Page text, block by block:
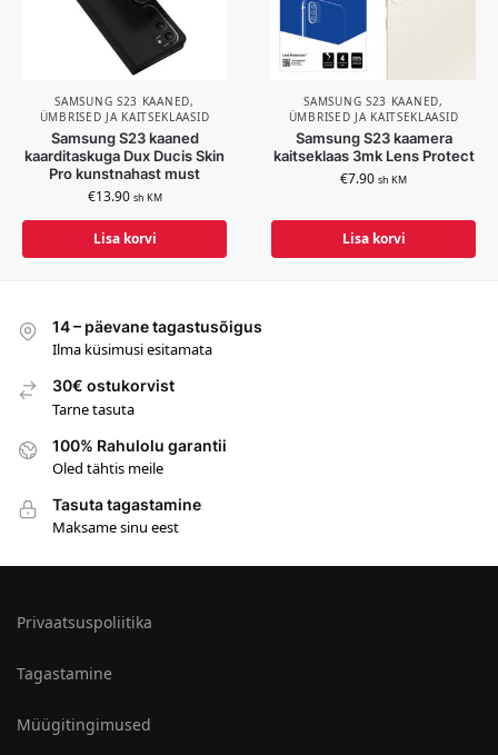
SAMSUNG S23 KAANED,
ÜMBRISED JA KAITSEKLAASID
Samsung S23 kaaned
kaarditaskuga Dux Ducis Skin
Pro kunstnahast must
€13.90 sh KM
Lisa korvi
SAMSUNG S23 KAANED,
ÜMBRISED JA KAITSEKLAASID
Samsung S23 kaamera
kaitseklaas 3mk Lens Protect
€7.90 sh KM
Lisa korvi
14 – päevane tagastusõigus
Ilma küsimusi esitamata
30€ ostukorvist
Tarne tasuta
100% Rahulolu garantii
Oled tähtis meile
Tasuta tagastamine
Maksame sinu eest
Privaatsuspoliitika
Tagastamine
Müügitingimused